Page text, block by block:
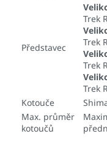
Představec
Trek
Trek
Trek
Trek
Kotouče
Max. průměr
kotoučů